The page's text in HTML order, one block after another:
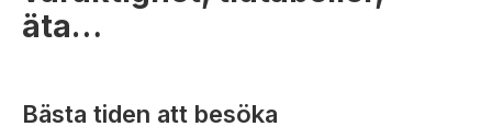
äta…
Bästa tiden att besöka